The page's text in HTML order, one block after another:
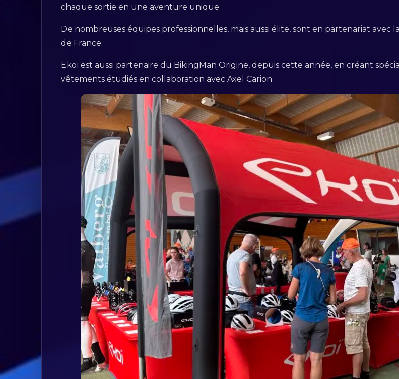
chaque sortie en une aventure unique.
De nombreuses équipes professionnelles, mais aussi élite, sont en partenariat avec
de France.
Ekoï est aussi partenaire du BikingMan Origine, depuis cette année, en créant
vêtements étudiés en collaboration avec Axel Carion.